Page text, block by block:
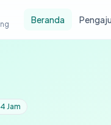
Beranda
Jam